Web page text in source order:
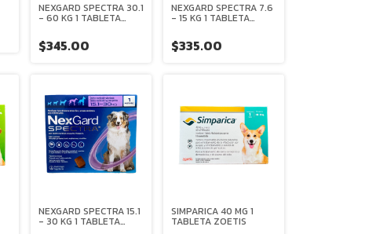
NEXGARD SPECTRA 30.1
- 60 KG 1 TABLETA
BOEHRINGER
INGELHEIM
$345.00
NEXGARD SPECTRA 7.6
- 15 KG 1 TABLETA
BOEHRINGER
INGELHEIM
$335.00
NEXGARD SPECTRA 15.1
- 30 KG 1 TABLETA
SIMPARICA 40 MG 1
TABLETA ZOETIS